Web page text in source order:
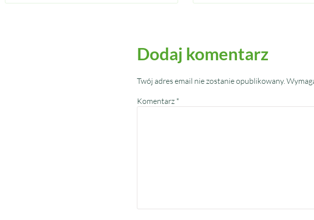
Dodaj komentarz
Twój adres email nie zostanie opublikowany.
Komentarz *